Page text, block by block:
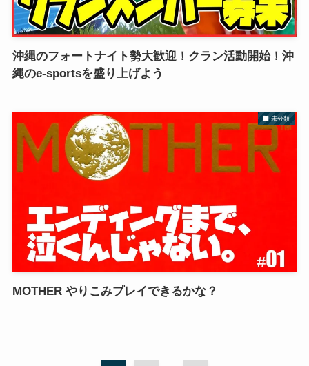
沖縄のフォートナイト勢大歓迎！クラン活動開始！沖
縄のe-sportsを盛り上げよう
未分類
MOTHER やりこみプレイできるかな？